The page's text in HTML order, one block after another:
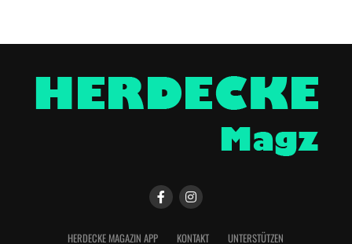
HERDECKE MAGAZIN APP KONTAKT UNTERSTÜTZEN